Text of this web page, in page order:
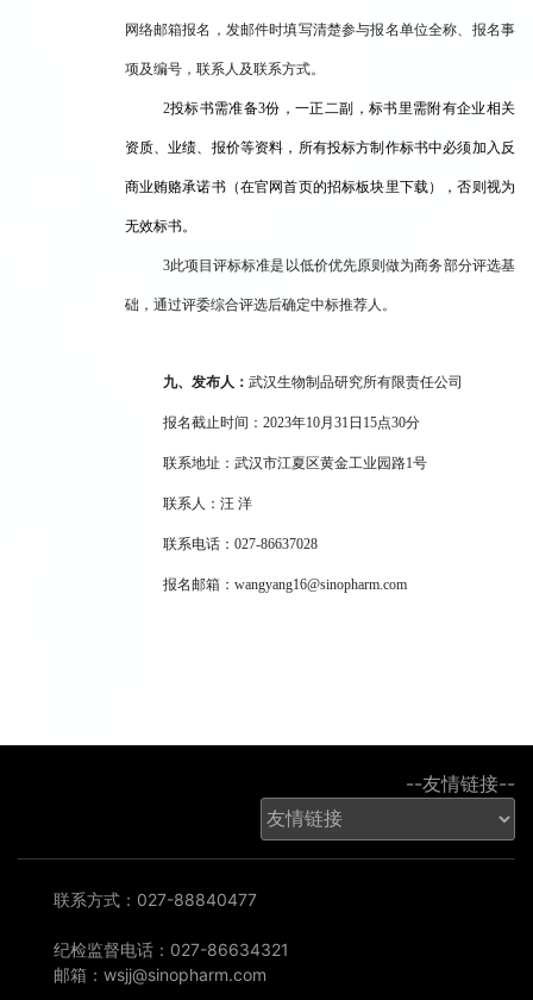
网络邮箱报名，发邮件时填写清楚参与报名单位全称、报名事
项及编号，联系人及联系方式。
2投标书需准备3份，一正二副，标书里需附有企业相关
资质、业绩、报价等资料，所有投标方制作标书中必须加入反
商业贿赂承诺书（在官网首页的招标板块里下载），否则视为
无效标书。
3此项目评标标准是以低价优先原则做为商务部分评选基
础，通过评委综合评选后确定中标推荐人。
九、发布人： 武汉生物制品研究所有限责任公司
报名截止时间：2023年10月31日15点30分
联系地址：武汉市江夏区黄金工业园路1号
联系人：汪 洋
联系电话：027-86637028
报名邮箱：wangyang16@sinopharm.com
--友情链接--
联系方式：027-88840477
纪检监督电话：027-86634321
邮箱：wsjj@sinopharm.com